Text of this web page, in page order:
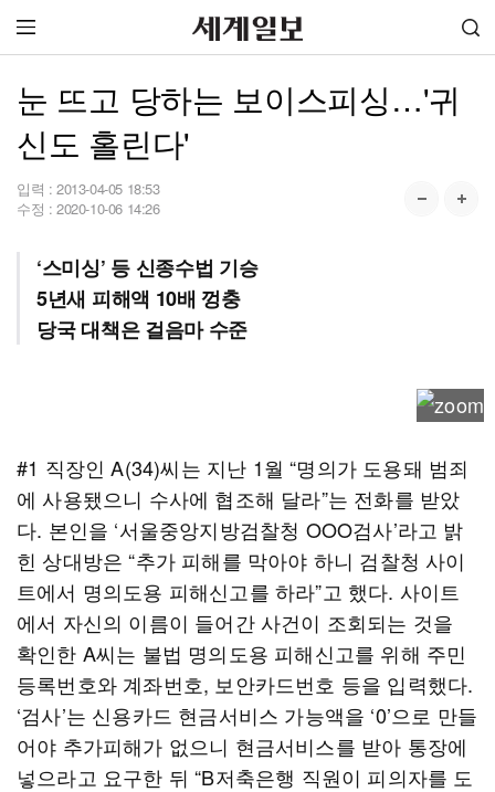
눈 뜨고 당하는 보이스피싱…'귀
신도 홀린다'
입력 : 2013-04-05 18:53
수정 : 2020-10-06 14:26
‘스미싱’ 등 신종수법 기승
5년새 피해액 10배 껑충
당국 대책은 걸음마 수준
#1 직장인 A(34)씨는 지난 1월 “명의가 도용돼 범죄
에 사용됐으니 수사에 협조해 달라”는 전화를 받았
다. 본인을 ‘서울중앙지방검찰청 OOO검사’라고 밝
힌 상대방은 “추가 피해를 막아야 하니 검찰청 사이
트에서 명의도용 피해신고를 하라”고 했다. 사이트
에서 자신의 이름이 들어간 사건이 조회되는 것을
확인한 A씨는 불법 명의도용 피해신고를 위해 주민
등록번호와 계좌번호, 보안카드번호 등을 입력했다.
‘검사’는 신용카드 현금서비스 가능액을 ‘0’으로 만들
어야 추가피해가 없으니 현금서비스를 받아 통장에
넣으라고 요구한 뒤 “B저축은행 직원이 피의자를 도